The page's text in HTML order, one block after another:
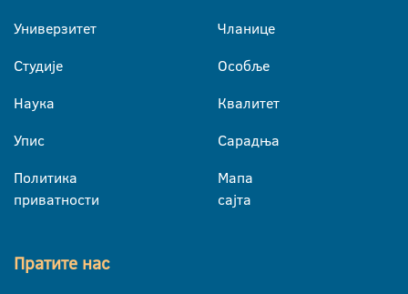
Универзитет
Студије
Наука
Упис
Политика
приватности
Чланице
Особље
Квалитет
Сарадња
Мапа
сајта
Пратите нас